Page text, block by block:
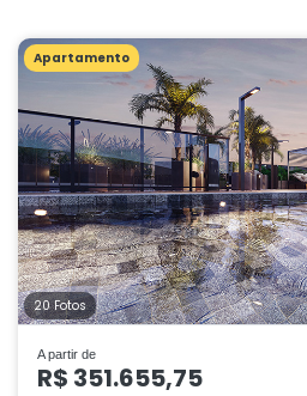
Apartamento
20 Fotos
A partir de
R$ 351.655,75